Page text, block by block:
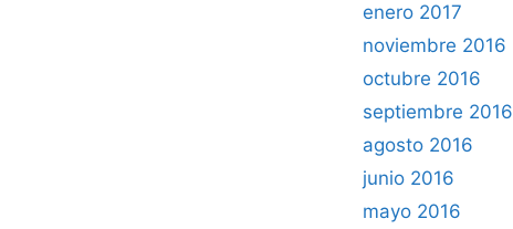
enero 2017
noviembre 2016
octubre 2016
septiembre 2016
agosto 2016
junio 2016
mayo 2016